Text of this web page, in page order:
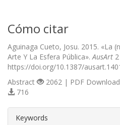
Cómo citar
Aguinaga Cueto, Josu. 2015. «La
Arte Y La Esfera Pública». AusArt
https://doi.org/10.1387/
Abstract
2062 | PDF
716
Keywords